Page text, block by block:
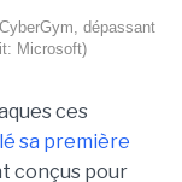
dépassant
Microsoft)
ces
sa première
conçus pour